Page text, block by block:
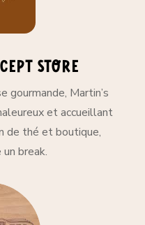
store
gourmande, Martin’s
et accueillant
de thé et boutique,
break.